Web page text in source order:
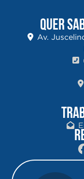
QUER
Av.